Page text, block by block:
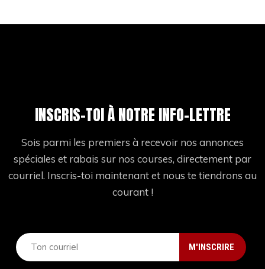
INSCRIS-TOI À NOTRE INFO-LETTRE
Sois parmi les premiers à recevoir nos annonces
spéciales et rabais sur nos courses, directement par
courriel. Inscris-toi maintenant et nous te tiendrons au
courant !